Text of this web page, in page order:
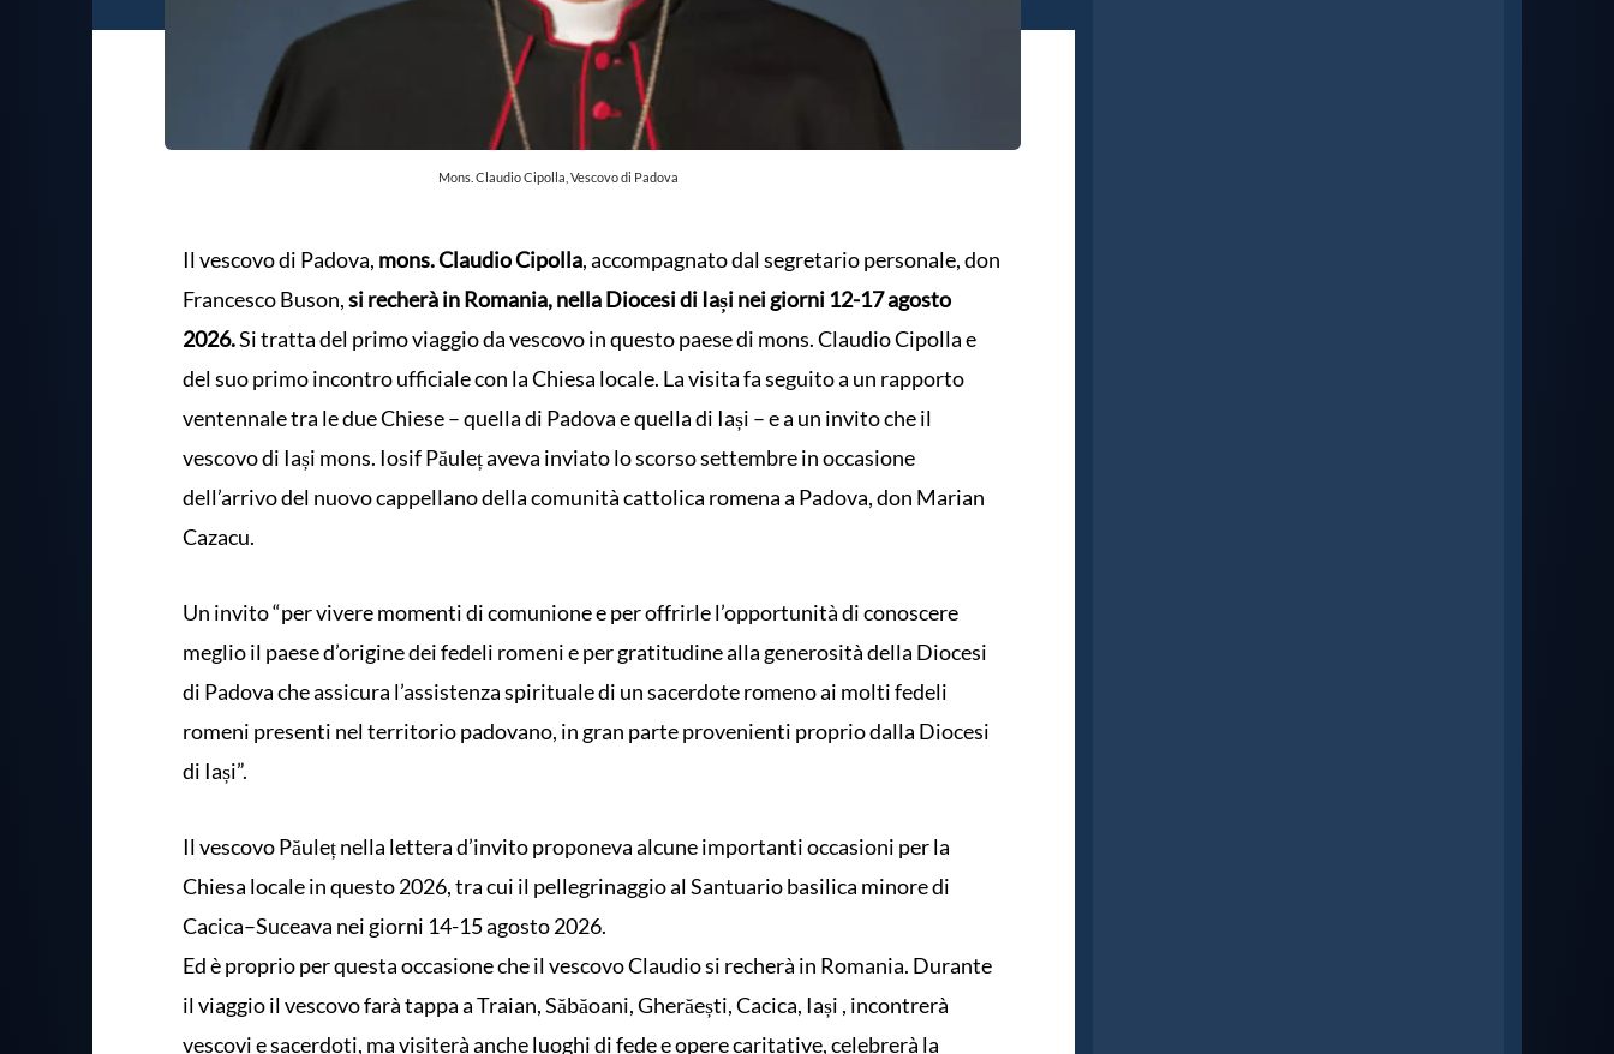
Mons. Claudio Cipolla, Vescovo di Padova
Il vescovo di Padova, mons. Claudio Cipolla, accompagnato dal segretario personale, don
Francesco Buson,si recherà in Romania, nella Diocesi di Iași nei giorni 12-17 agosto
2026.Si tratta del primo viaggio da vescovo in questo paese di mons. Claudio Cipolla e
del suo primo incontro ufficiale con la Chiesa locale. La visita fa seguito a un rapporto
ventennale tra le due Chiese – quella di Padova e quella di Iași – e a un invito che il
vescovo di Iași mons. Iosif Păuleț aveva inviato lo scorso settembre in occasione
dell’arrivo del nuovo cappellano della comunità cattolica romena a Padova, don Marian
Cazacu.
Un invito “per vivere momenti di comunione e per offrirle l’opportunità di conoscere
meglio il paese d’origine dei fedeli romeni e per gratitudine alla generosità della Diocesi
di Padova che assicura l’assistenza spirituale di un sacerdote romeno ai molti fedeli
romeni presenti nel territorio padovano, in gran parte provenienti proprio dalla Diocesi
di Iași”.
Il vescovo Păuleț nella lettera d’invito proponeva alcune importanti occasioni per la
Chiesa locale in questo 2026, tra cui il pellegrinaggio al Santuario basilica minore di
Cacica–Suceava nei giorni 14-15 agosto 2026.
Ed è proprio per questa occasione che il vescovo Claudio si recherà in Romania. Durante
il viaggio il vescovo farà tappa a Traian, Săbăoani, Gherăești, Cacica, Iași , incontrerà
vescovi e sacerdoti, ma visiterà anche luoghi di fede e opere caritative, celebrerà la